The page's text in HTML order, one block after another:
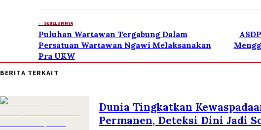
← SEBELUMNYA
Puluhan Wartawan Tergabung Dalam
Persatuan Wartawan Ngawi Melaksanakan
Pra UKW
BERITA TERKAIT
Dunia Tingkatkan
Permanen, Deteksi Dini Jadi